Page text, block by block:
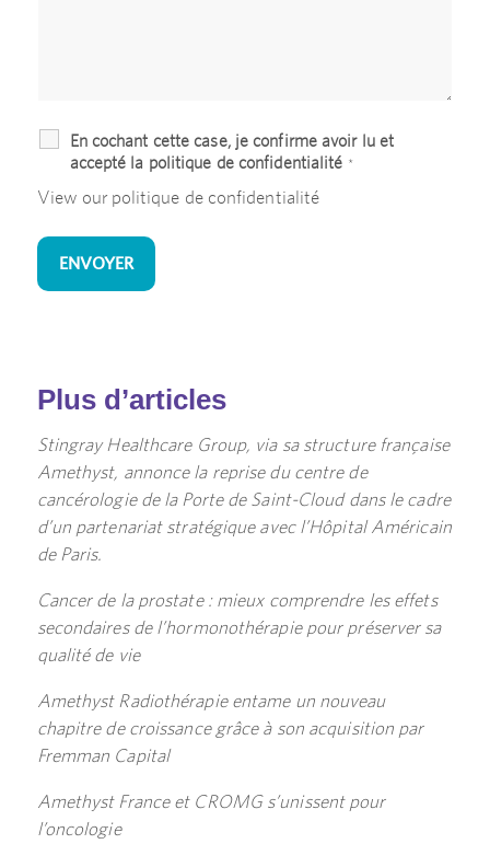
En cochant cette case, je confirme avoir lu et
accepté la politique de confidentialité *
View our politique de confidentialité
Plus d’articles
Stingray Healthcare Group, via sa structure française
Amethyst, annonce la reprise du centre de
cancérologie de la Porte de Saint-Cloud dans le cadre
d’un partenariat stratégique avec l’Hôpital Américain
de Paris.
Cancer de la prostate : mieux comprendre les effets
secondaires de l’hormonothérapie pour préserver sa
qualité de vie
Amethyst Radiothérapie entame un nouveau
chapitre de croissance grâce à son acquisition par
Fremman Capital
Amethyst France et CROMG s’unissent pour
l’oncologie